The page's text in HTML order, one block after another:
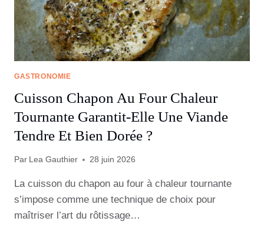
GASTRONOMIE
Cuisson Chapon Au Four Chaleur
Tournante Garantit-Elle Une Viande
Tendre Et Bien Dorée ?
Par Lea Gauthier 28 juin 2026
La cuisson du chapon au four à chaleur tournante
s’impose comme une technique de choix pour
maîtriser l’art du rôtissage…